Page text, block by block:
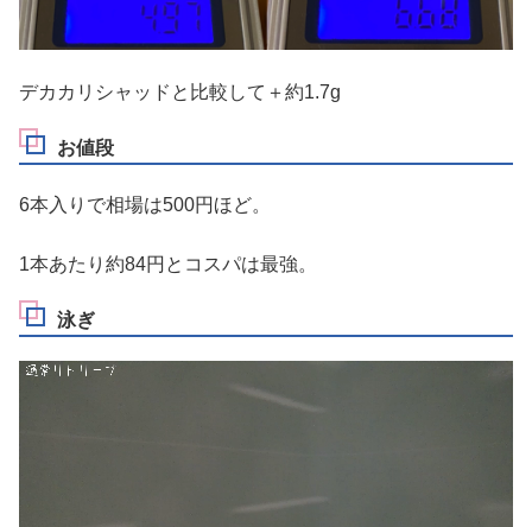
デカカリシャッドと比較して＋約1.7g
お値段
6本入りで相場は500円ほど。
1本あたり約84円とコスパは最強。
泳ぎ